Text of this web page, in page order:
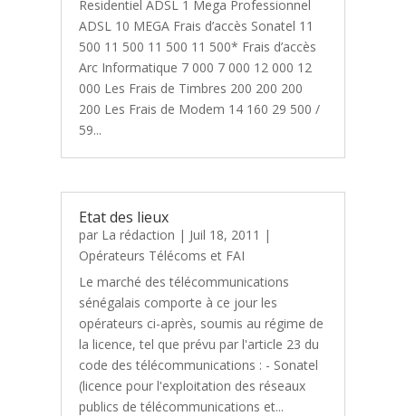
Residentiel ADSL 1 Mega Professionnel
ADSL 10 MEGA Frais d’accès Sonatel 11
500 11 500 11 500 11 500* Frais d’accès
Arc Informatique 7 000 7 000 12 000 12
000 Les Frais de Timbres 200 200 200
200 Les Frais de Modem 14 160 29 500 /
59...
Etat des lieux
par La rédaction | Juil 18, 2011 |
Opérateurs Télécoms et FAI
Le marché des télécommunications
sénégalais comporte à ce jour les
opérateurs ci-après, soumis au régime de
la licence, tel que prévu par l'article 23 du
code des télécommunications : - Sonatel
(licence pour l'exploitation des réseaux
publics de télécommunications et...